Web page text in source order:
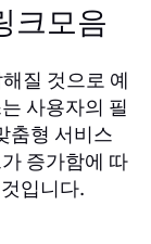
크모음
질 것으로 예
사용자의 필
춤형 서비스
증가함에 따
입니다.